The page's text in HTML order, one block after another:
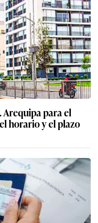
para el
horario y el plazo